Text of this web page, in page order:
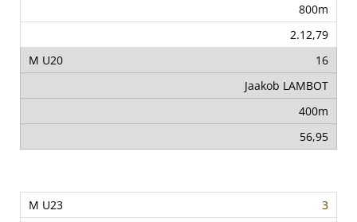
800m
2.12,79
16
Jaakob LAMBOT
400m
56,95
3